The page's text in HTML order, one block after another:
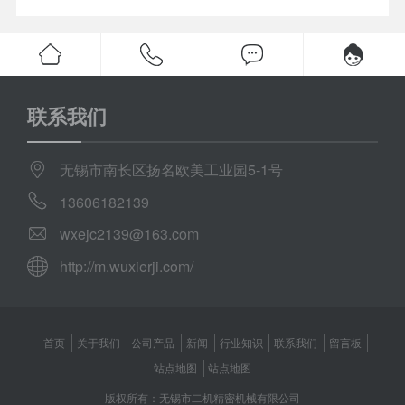
联系我们
无锡市南长区扬名欧美工业园5-1号
13606182139
wxejc2139@163.com
http://m.wuxierji.com/
首页 关于我们 公司产品 新闻 行业知识 联系我们
留言板
站点地图
站点地图
版权所有：无锡市二机精密机械有限公司